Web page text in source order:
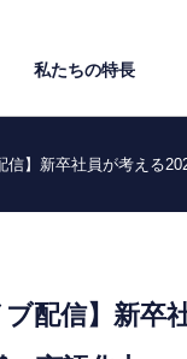
私たちの特⻑
信】新卒社員が考える
ブ配信】新